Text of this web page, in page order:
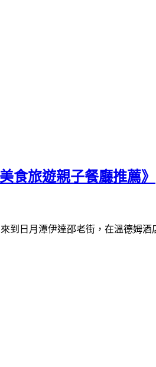
食旅遊親子餐廳推薦》
到日月潭伊達邵老街，在溫德姆